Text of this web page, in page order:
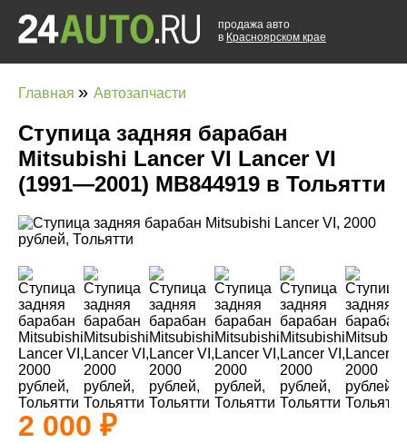
продажа авто
в Красноярском крае
Главная » Автозапчасти
Ступица задняя барабан
Mitsubishi Lancer VI Lancer VI
(1991—2001) MB844919 в Тольятти
2 000